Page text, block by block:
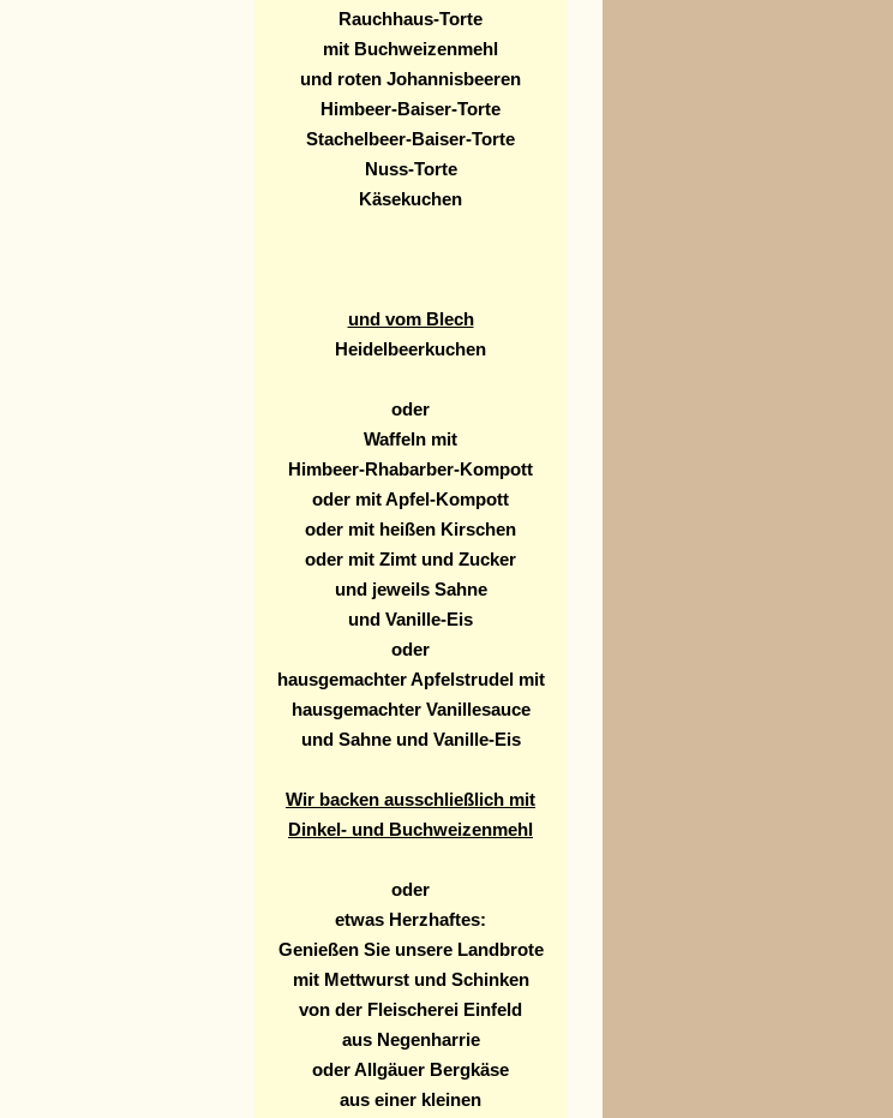
Rauchhaus-Torte
mit Buchweizenmehl
und roten Johannisbeeren
Himbeer-Baiser-Torte
Stachelbeer-Baiser-Torte
Nuss-Torte
Käsekuchen
und vom Blech
Heidelbeerkuchen
oder
Waffeln mit
Himbeer-Rhabarber-Kompott
oder mit Apfel-Kompott
oder mit heißen Kirschen
oder mit Zimt und Zucker
und jeweils Sahne
und Vanille-Eis
oder
hausgemachter Apfelstrudel mit
hausgemachter Vanillesauce
und Sahne und Vanille-Eis
Wir backen ausschließlich mit
Dinkel- und Buchweizenmehl
oder
etwas Herzhaftes:
Genießen Sie unsere Landbrote
mit Mettwurst und Schinken
von der Fleischerei Einfeld
aus Negenharrie
oder Allgäuer Bergkäse
aus einer kleinen